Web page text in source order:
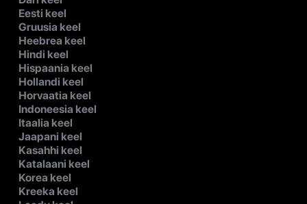
Eesti keel
Gruusia keel
Heebrea keel
Hindi keel
Hispaania keel
Hollandi keel
Horvaatia keel
Indoneesia keel
Itaalia keel
Jaapani keel
Kasahhi keel
Katalaani keel
Korea keel
Kreeka keel